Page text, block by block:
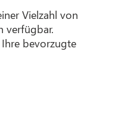
Vielzahl von
verfügbar.
bevorzugte